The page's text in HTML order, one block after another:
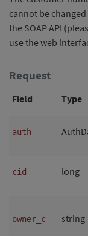
cannot be changed
the SOAP API
use the web
Request
Field Type
auth
cid long
owner_c string